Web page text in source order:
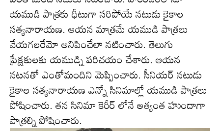
యముడి పాత్రకు ధీటుగా సరిపోయే నటుడు కైకాల
సత్యనారాయణ. ఆయన మాత్రమే యముడి పాత్రలు
వేయగలరేమో అనిపించేలా నటించారు. తెలుగు
ప్రేక్షకులకు యముడ్ని పరిచయం చేశారు. ఆయన
నటనతో ఎంతోమందిని మెప్పించారు. సీనియర్ నటుడు
కైకాల సత్యనారాయణ ఎన్నో సినిమాల్లో యముడి పాత్రలు
పోషించారు. తన సినిమా కెరీర్ లోనే అత్యంత హుందాగా
పాత్రల్ని పోషించారు.